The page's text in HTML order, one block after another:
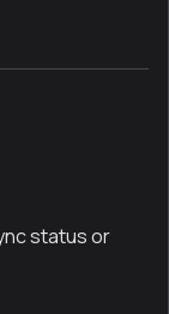
status or